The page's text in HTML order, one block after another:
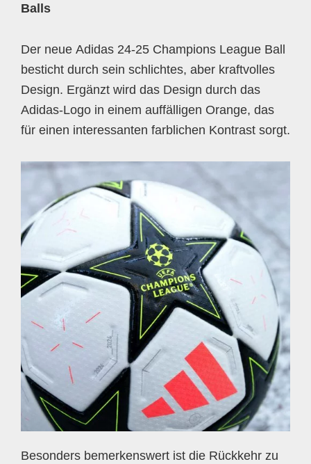
Balls
Der neue Adidas 24-25 Champions League Ball
besticht durch sein schlichtes, aber kraftvolles
Design. Ergänzt wird das Design durch das
Adidas-Logo in einem auffälligen Orange, das
für einen interessanten farblichen Kontrast sorgt.
Besonders bemerkenswert ist die Rückkehr zu